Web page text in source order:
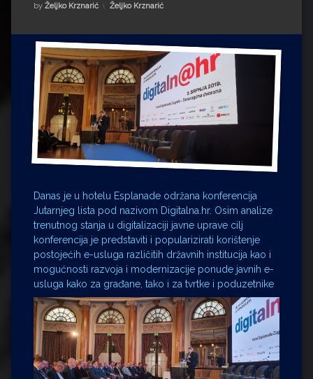
Impressum
Milenko Strižak
Drugi autori
Drugi autori
Matea Andrić
Ljiljana Lekanić-Kljaić
Željko Krznarić
Mario Lovreković
Miroslav Šantek
by Željko Krznarić Kategorije:
Željko Krznarić
Danas je u hotelu Esplanade održana konferencija
Jutarnjeg lista pod nazivom Digitalna.hr. Osim analize
trenutnog stanja u digitalizaciji javne uprave cilj
konferencija je predstaviti i popularizirati korištenje
postojećih e-usluga različitih državnih institucija kao i
mogućnosti razvoja i modernizacije ponude javnih e-
usluga kako za građane, tako i za tvrtke i poduzetnike